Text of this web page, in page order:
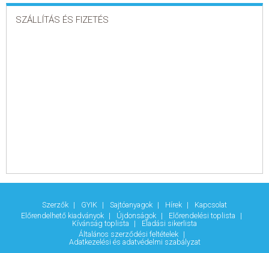
SZÁLLÍTÁS ÉS FIZETÉS
Szerzők GYIK Sajtóanyagok Hírek
Kapcsolat
Előrendelhető kiadványok
Újdonságok
Előrendelési toplista
Kívánság toplista
Eladási sikerlista
Általános szerződési feltételek
Adatkezelési és adatvédelmi szabályzat